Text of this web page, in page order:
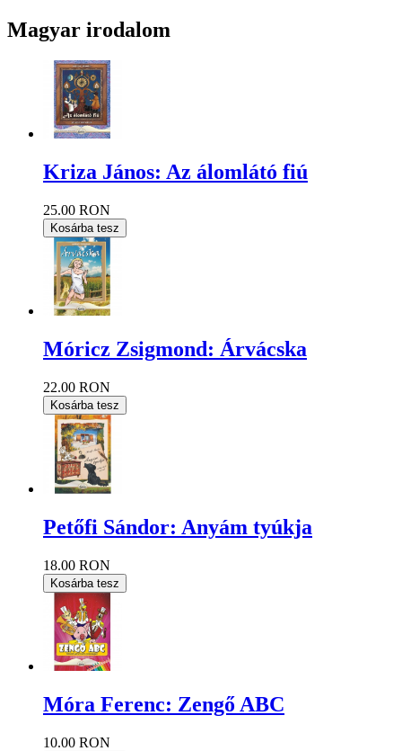
Magyar irodalom
Kriza János: Az álomlátó fiú
25.00 RON
Kosárba tesz
Móricz Zsigmond: Árvácska
22.00 RON
Kosárba tesz
Petőfi Sándor: Anyám tyúkja
18.00 RON
Kosárba tesz
Móra Ferenc: Zengő ABC
10.00 RON